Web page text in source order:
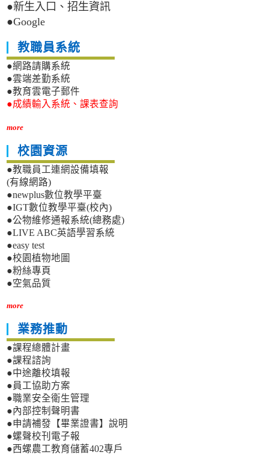
●新生入口、招生資訊
●Google
教職員系統
●網路請購系統
●雲端差勤系統
●教育雲電子郵件
●成績輸入系統、課表查詢
more
校園資源
●教職員工連網設備填報
(有線網路)
●newplus數位教學平臺
●IGT數位教學平臺(校內)
●公物維修通報系統(總務處)
●LIVE ABC英語學習系統
●easy test
●校園植物地圖
●粉絲專頁
●空氣品質
more
業務推動
●課程總體計畫
●課程諮詢
●中途離校填報
●員工協助方案
●職業安全衛生管理
●內部控制聲明書
●申請補發【畢業證書】說明
●螺聲校刊電子報
●西螺農工教育儲蓄402專戶